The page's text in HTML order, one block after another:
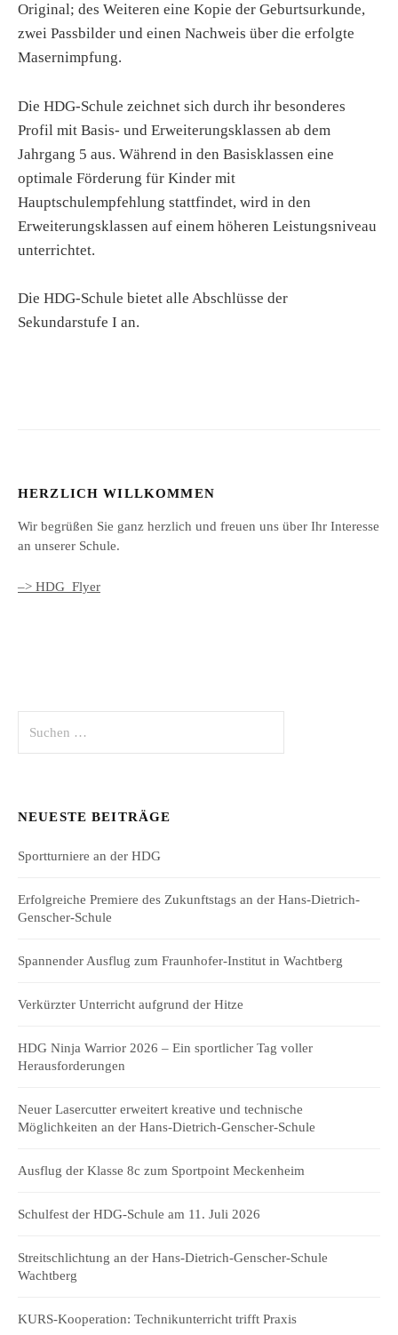
Original; des Weiteren eine Kopie der Geburtsurkunde,
zwei Passbilder und einen Nachweis über die erfolgte
Masernimpfung.
Die HDG-Schule zeichnet sich durch ihr besonderes
Profil mit Basis- und Erweiterungsklassen ab dem
Jahrgang 5 aus. Während in den Basisklassen eine
optimale Förderung für Kinder mit
Hauptschulempfehlung stattfindet, wird in den
Erweiterungsklassen auf einem höheren Leistungsniveau
unterrichtet.
Die HDG-Schule bietet alle Abschlüsse der
Sekundarstufe I an.
HERZLICH WILLKOMMEN
Wir begrüßen Sie ganz herzlich und freuen uns über Ihr Interesse
an unserer Schule.
–> HDG_Flyer
nach:
NEUESTE BEITRÄGE
Sportturniere an der HDG
Erfolgreiche Premiere des Zukunftstags an der Hans-Dietrich-
Genscher-Schule
Spannender Ausflug zum Fraunhofer-Institut in Wachtberg
Verkürzter Unterricht aufgrund der Hitze
HDG Ninja Warrior 2026 – Ein sportlicher Tag voller
Herausforderungen
Neuer Lasercutter erweitert kreative und technische
Möglichkeiten an der Hans-Dietrich-Genscher-Schule
Ausflug der Klasse 8c zum Sportpoint Meckenheim
Schulfest der HDG-Schule am 11. Juli 2026
Streitschlichtung an der Hans-Dietrich-Genscher-Schule
Wachtberg
KURS-Kooperation: Technikunterricht trifft Praxis